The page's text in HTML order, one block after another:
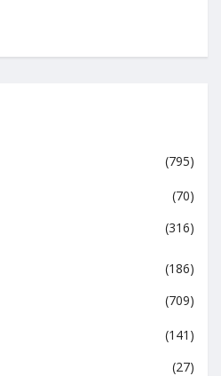
(795)
(70)
(316)
(186)
(709)
(141)
(27)